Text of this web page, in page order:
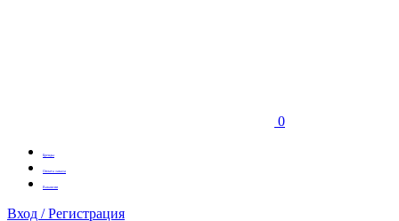
0
Бренды
Оплата заказа
Вакансии
Вход / Регистрация